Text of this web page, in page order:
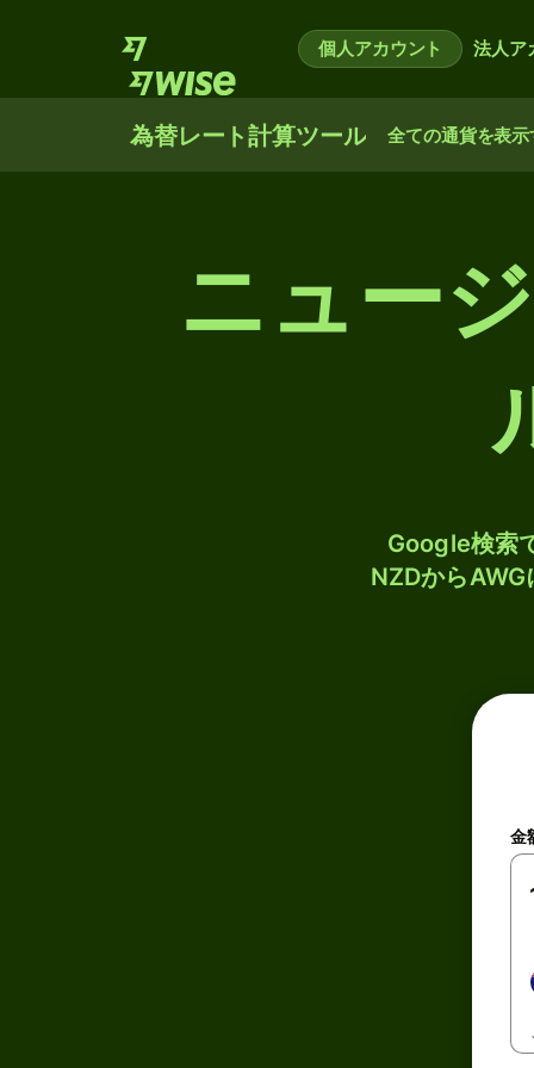
個人アカウント 法人ア
為替レート計算ツール 全ての通貨を表示
ニュー
Google検索
NZDから
金